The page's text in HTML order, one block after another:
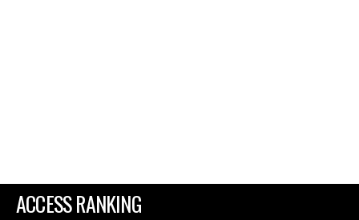
ACCESS RANKING